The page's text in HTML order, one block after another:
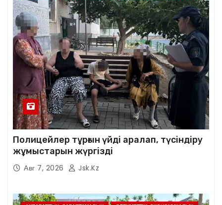
Полицейлер тұрғын үйді аралап, түсіндіру
жұмыстарын жүргізді
Авг 7, 2026 Jsk.kz